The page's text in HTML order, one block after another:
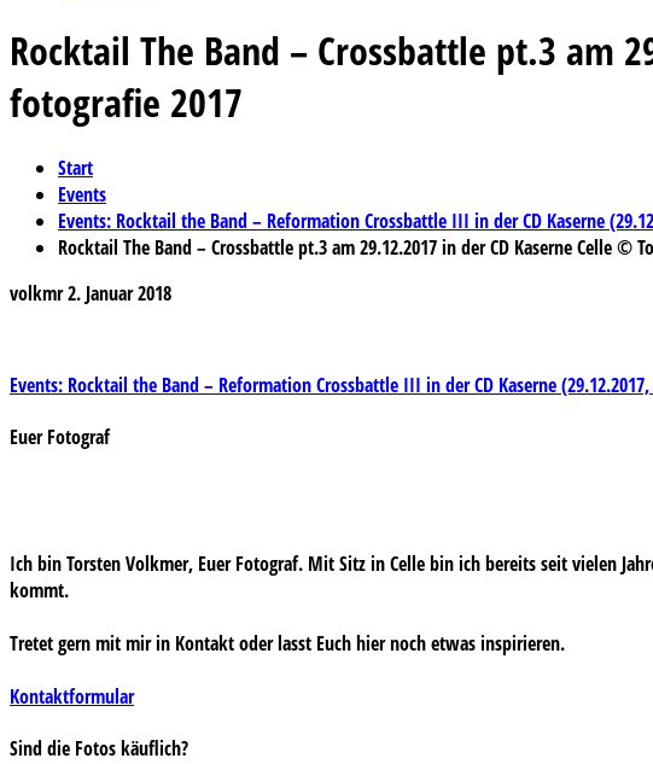
Rocktail The Band – Crossbattle pt.3 am
fotografie 2017
Start
Events
Events: Rocktail the Band – Reformation Crossbattle III in der CD Kaserne
Rocktail The Band – Crossbattle pt.3 am 29.12.2017 in der CD Kaserne Celle ©
volkmr2. Januar 2018
Beitragsnavigation
Events: Rocktail the Band – Reformation Crossbattle III in der CD Kaserne
Euer Fotograf
Ich bin Torsten Volkmer, Euer Fotograf. Mit Sitz in Celle bin ich bereits seit vielen
kommt.
Tretet gern mit mir in Kontakt oder lasst Euch hier noch etwas inspirieren.
Kontaktformular
Sind die Fotos käuflich?